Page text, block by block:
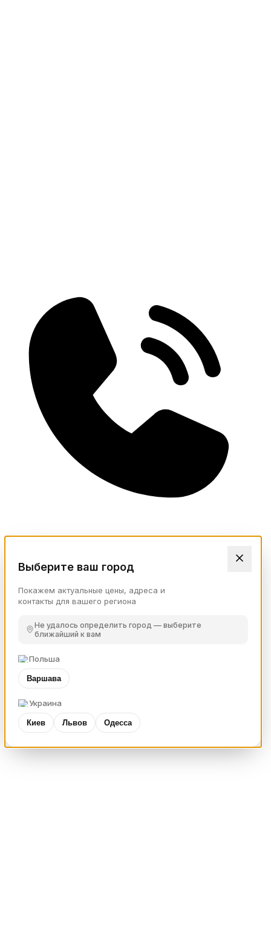
Выберите ваш город
Покажем актуальные цены, адреса и
контакты для вашего региона
Не удалось определить город — выберите
ближайший к вам
Польша
Варшава
Украина
Киев Львов Одесса